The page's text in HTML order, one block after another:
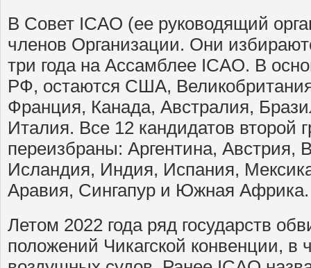
В Совет ICAO (ее руководящий
членов Организации. Они
три года на Ассамблее ICAO. В
РФ, остаются США,
Франция, Канада, Австралия,
Италия. Все 12 кандидатов второй
переизбраны: Аргентина, Австрия,
Исландия, Индия, Испания,
Аравия, Сингапур и Южная Африка.
Летом 2022 года ряд государств
положений Чикагской конвенции, в